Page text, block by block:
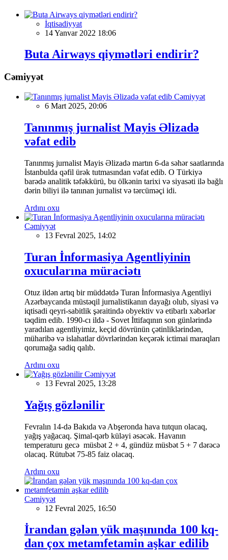
İqtisadiyyat
14 Yanvar 2022 18:06
Buta Airways qiymətləri endirir?
Cəmiyyət
Cəmiyyət
6 Mart 2025, 20:06
Tanınmış jurnalist Mayis Əlizadə
vəfat edib
Tanınmış jurnalist Mayis Əlizadə martın 6-da səhər saatlarında
İstanbulda qəfil ürək tutmasından vəfat edib. O Türkiyə
barədə analitik təfəkkürü, bu ölkənin tarixi və siyasəti ilə bağlı
dərin biliyi ilə tanınan jurnalist və tərcüməçi idi.
Ardını oxu
Cəmiyyət
13 Fevral 2025, 14:02
Turan İnformasiya Agentliyinin
oxucularına müraciətı
Otuz ildən artıq bir müddətdə Turan İnformasiya Agentliyi
Azərbaycanda müstəqil jurnalistikanın dayağı olub, siyasi və
iqtisadi qeyri-sabitlik şəraitində obyektiv və etibarlı xəbərlər
təqdim edib. 1990-cı ildə - Sovet İttifaqının son günlərində
yaradılan agentliyimiz, keçid dövrünün çətinliklərindən,
müharibə və islahatlar dövrlərindən keçərək ictimai maraqları
qorumağa sadiq qalıb.
Ardını oxu
Cəmiyyət
13 Fevral 2025, 13:28
Yağış gözlənilir
Fevralın 14-də Bakıda və Abşeronda hava tutqun olacaq,
yağış yağacaq. Şimal-qərb küləyi əsəcək. Havanın
temperaturu gecə müsbət 2 + 4, gündüz müsbət 5 + 7 dərəcə
olacaq. Rütubət 75-85 faiz olacaq.
Ardını oxu
Cəmiyyət
12 Fevral 2025, 16:50
İrandan gələn yük maşınında 100 kq-
dan çox metamfetamin aşkar edilib